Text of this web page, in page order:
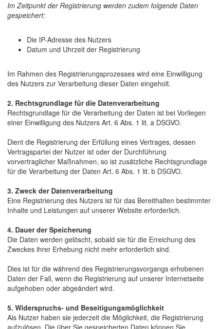
Im Zeitpunkt der Registrierung werden zudem folgende Daten
gespeichert:
Die IP-Adresse des Nutzers
Datum und Uhrzeit der Registrierung
Im Rahmen des Registrierungsprozesses wird eine Einwilligung
des Nutzers zur Verarbeitung dieser Daten eingeholt.
2. Rechtsgrundlage für die Datenverarbeitung
Rechtsgrundlage für die Verarbeitung der Daten ist bei Vorliegen
einer Einwilligung des Nutzers Art. 6 Abs. 1 lit. a DSGVO.
Dient die Registrierung der Erfüllung eines Vertrages, dessen
Vertragspartei der Nutzer ist oder der Durchführung
vorvertraglicher Maßnahmen, so ist zusätzliche Rechtsgrundlage
für die Verarbeitung der Daten Art. 6 Abs. 1 lit. b DSGVO.
3. Zweck der Datenverarbeitung
Eine Registrierung des Nutzers ist für das Bereithalten bestimmter
Inhalte und Leistungen auf unserer Website erforderlich.
4. Dauer der Speicherung
Die Daten werden gelöscht, sobald sie für die Erreichung des
Zweckes ihrer Erhebung nicht mehr erforderlich sind.
Dies ist für die während des Registrierungsvorgangs erhobenen
Daten der Fall, wenn die Registrierung auf unserer Internetseite
aufgehoben oder abgeändert wird.
5. Widerspruchs- und Beseitigungsmöglichkeit
Als Nutzer haben sie jederzeit die Möglichkeit, die Registrierung